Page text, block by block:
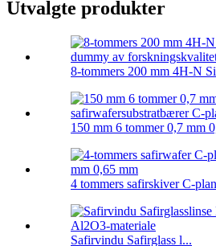
Utvalgte produkter
8-tommers 200 mm 4H-N
150 mm 6 tommer 0,7 mm
4 tommers safirskiver C-
Safirvindu Safirglass l...